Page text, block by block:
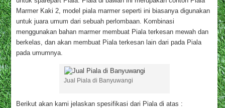
Marmer Kaki 2, model piala marmer seperti ini biasanya digunakan
untuk juara umum dari sebuah perlombaan. Kombinasi
menggunakan bahan marmer membuat Piala terkesan mewah dan
berkelas, dan akan membuat Piala terkesan lain dari pada Piala
pada umumnya.
Jual Piala di Banyuwangi
Berikut akan kami jelaskan spesifikasi dari Piala di atas :